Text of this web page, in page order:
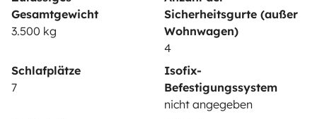
Gesamtgewicht
3.500 kg
Sicherheitsgurte (außer
Wohnwagen)
4
Schlafplätze
7
Isofix-
Befestigungssystem
nicht angegeben
Mietpannenhilfe